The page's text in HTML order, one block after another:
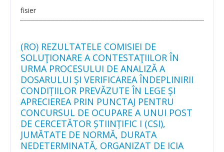
fisier
(RO) REZULTATELE COMISIEI DE
SOLUŢIONARE A CONTESTAŢIILOR ÎN
URMA PROCESULUI DE ANALIZĂ A
DOSARULUI ȘI VERIFICAREA ÎNDEPLINIRII
CONDIȚIILOR PREVĂZUTE ÎN LEGE ȘI
APRECIEREA PRIN PUNCTAJ PENTRU
CONCURSUL DE OCUPARE A UNUI POST
DE CERCETĂTOR ȘTIINȚIFIC I (CSI),
JUMĂTATE DE NORMĂ, DURATA
NEDETERMINATĂ, ORGANIZAT DE ICIA